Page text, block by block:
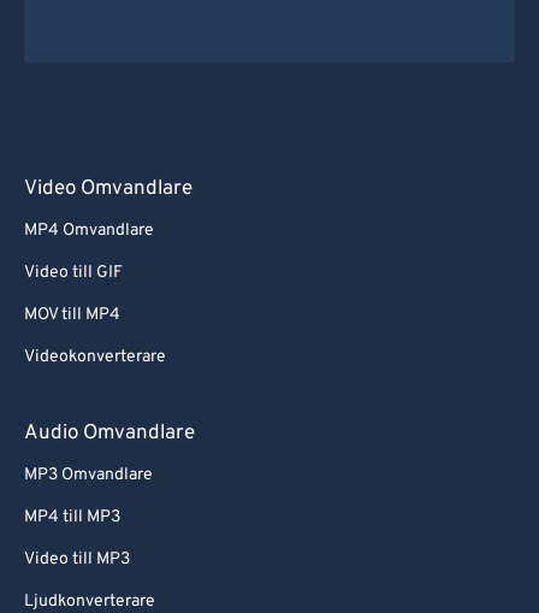
Video Omvandlare
MP4 Omvandlare
Video till GIF
MOV till MP4
Videokonverterare
Audio Omvandlare
MP3 Omvandlare
MP4 till MP3
Video till MP3
Ljudkonverterare